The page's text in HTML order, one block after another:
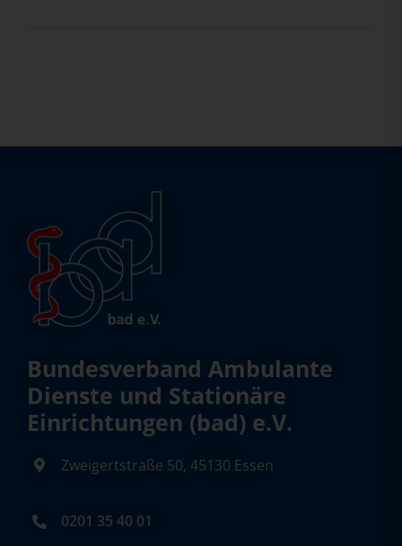
Bundesverband Ambulante
Dienste und Stationäre
Einrichtungen (bad) e.V.
Zweigertstraße 50, 45130 Essen
0201 35 40 01